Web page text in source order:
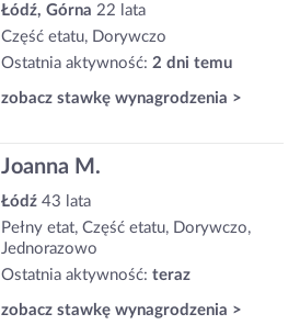
Łódź, Górna 22 lata
Część etatu, Dorywczo
Ostatnia aktywność: 2 dni temu
zobacz stawkę wynagrodzenia >
Joanna M.
Łódź 43 lata
Pełny etat, Część etatu, Dorywczo,
Jednorazowo
Ostatnia aktywność: teraz
zobacz stawkę wynagrodzenia >